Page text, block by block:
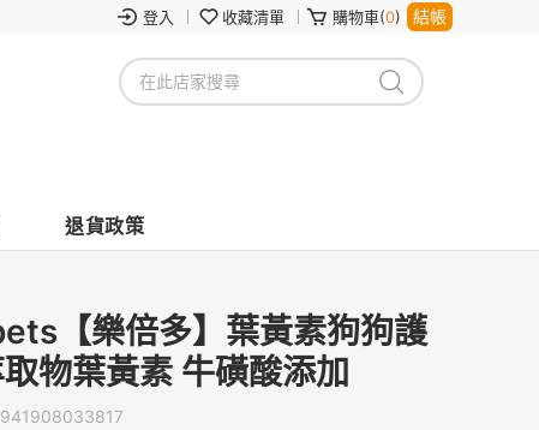
登入 收藏清單 購物車(0) 結帳
退貨政策
【樂倍多】葉黃素狗狗護
物葉黃素 牛磺酸添加